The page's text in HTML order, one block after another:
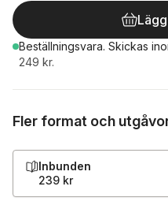
Beställningsvara. Skickas
249 kr.
Fler format och
Inbunden
239 kr